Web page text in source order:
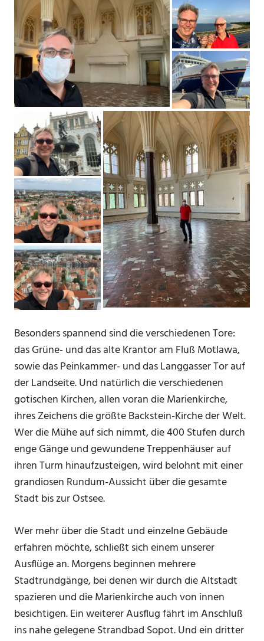
Besonders spannend sind die verschiedenen Tore:
das Grüne- und das alte Krantor am Fluß Motlawa,
sowie das Peinkammer- und das Langgasser Tor auf
der Landseite. Und natürlich die verschiedenen
gotischen Kirchen, allen voran die Marienkirche,
ihres Zeichens die größte Backstein-Kirche der Welt.
Wer die Mühe auf sich nimmt, die 400 Stufen durch
enge Gänge und gewundene Treppenhäuser auf
ihren Turm hinaufzusteigen, wird belohnt mit einer
grandiosen Rundum-Aussicht über die gesamte
Stadt bis zur Ostsee.
Wer mehr über die Stadt und einzelne Gebäude
erfahren möchte, schließt sich einem unserer
Ausflüge an. Morgens beginnen mehrere
Stadtrundgänge, bei denen wir durch die Altstadt
spazieren und die Marienkirche auch von innen
besichtigen. Ein weiterer Ausflug fährt im Anschluß
ins nahe gelegene Strandbad Sopot. Und ein dritter